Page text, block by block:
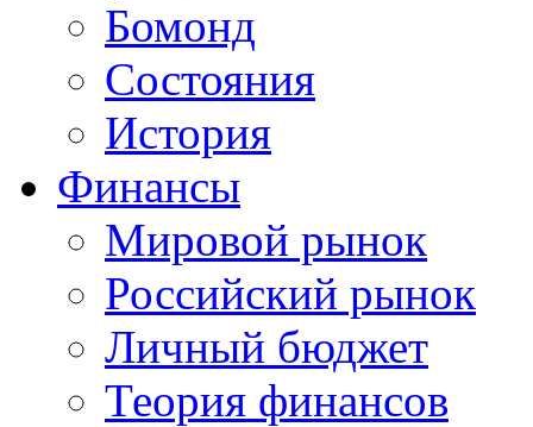
Бомонд
Состояния
История
Финансы
Мировой рынок
Российский рынок
Личный бюджет
Теория финансов